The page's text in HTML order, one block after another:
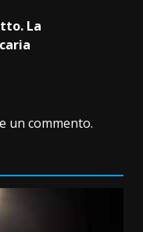
La
un commento.